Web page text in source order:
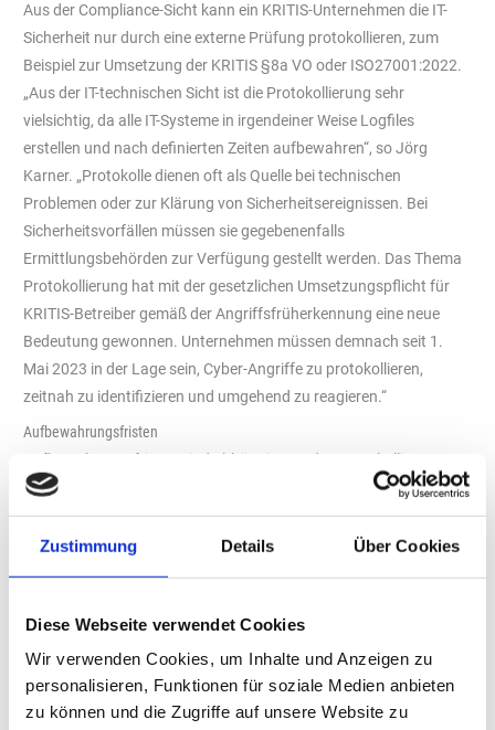
Zustimmung Details Über Cookies
Diese Webseite verwendet Cookies
Wir verwenden Cookies, um Inhalte und Anzeigen zu
personalisieren, Funktionen für soziale Medien anbieten
zu können und die Zugriffe auf unsere Website zu
Aus der Compliance-Sicht kann ein KRITIS-Unternehmen die IT-
Sicherheit nur durch eine externe Prüfung protokollieren, zum
Beispiel zur Umsetzung der KRITIS §8a VO oder ISO27001:2022.
„Aus der IT-technischen Sicht ist die Protokollierung sehr
vielsichtig, da alle IT-Systeme in irgendeiner Weise Logfiles
erstellen und nach definierten Zeiten aufbewahren“, so Jörg
Karner. „Protokolle dienen oft als Quelle bei technischen
Problemen oder zur Klärung von Sicherheitsereignissen. Bei
Sicherheitsvorfällen müssen sie gegebenenfalls
Ermittlungsbehörden zur Verfügung gestellt werden. Das Thema
Protokollierung hat mit der gesetzlichen Umsetzungspflicht für
KRITIS-Betreiber gemäß der Angriffsfrüherkennung eine neue
Bedeutung gewonnen. Unternehmen müssen demnach seit 1.
Mai 2023 in der Lage sein, Cyber-Angriffe zu protokollieren,
zeitnah zu identifizieren und umgehend zu reagieren.“
Aufbewahrungsfristen
Aufbewahrungsfristen sind abhängig von den protokollierten
Daten. Sind die Daten kaufmännischen Prozessen zuzuordnen,
gelten andere Aufbewahrungsfristen als bei technischen
Protokolldaten. „Bei personenbezogenen Daten sind die
„Unsere Beratung der IT-Sicherheit deckt alle